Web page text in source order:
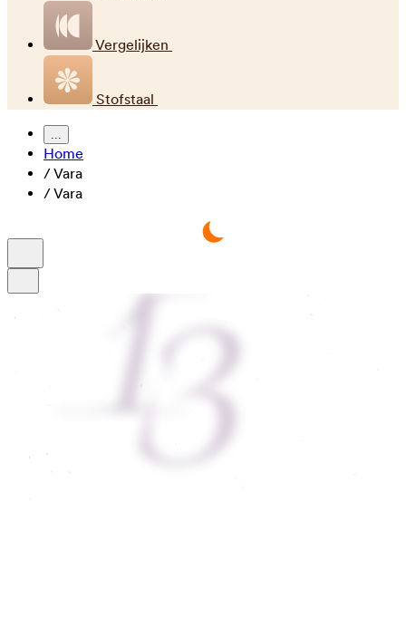
Vergelijken
Stofstaal
...
Home
/Vara
/Vara